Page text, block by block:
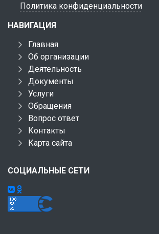
Политика конфиденциальности
НАВИГАЦИЯ
Главная
Об организации
Деятельность
Документы
Услуги
Обращения
Вопрос ответ
Контакты
Карта сайта
СОЦИАЛЬНЫЕ СЕТИ